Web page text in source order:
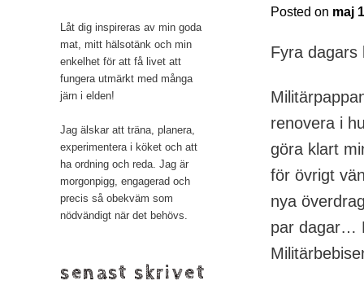
Posted on maj
Fyra dagars
renovera i
göra klart
för övrigt
nya
par dagar…
Låt dig inspireras av min goda
mat, mitt hälsotänk och min
enkelhet för att få livet att
fungera utmärkt med många
järn i elden!
Jag älskar att träna, planera,
experimentera i köket och att
ha ordning och reda. Jag är
morgonpigg, engagerad och
precis så obekväm som
nödvändigt när det behövs.
senast skrivet